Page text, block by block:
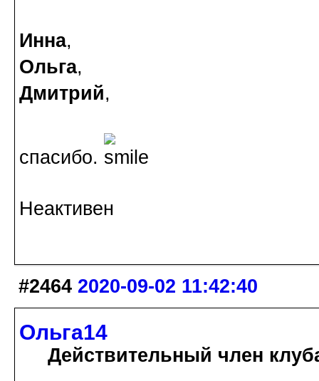
Инна,
Ольга,
Дмитрий,
спасибо.
Неактивен
#2464 2020-09-02 11:42:40
Ольга14
Действительный член